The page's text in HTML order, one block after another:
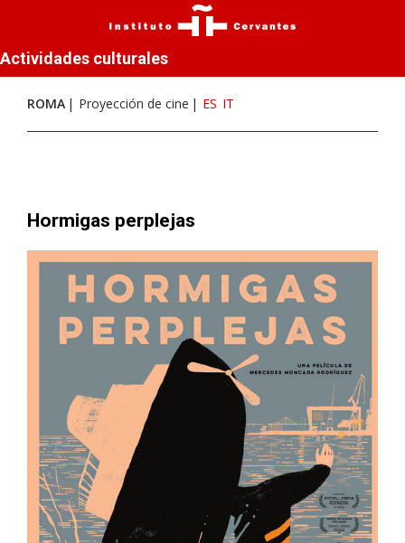
Actividades culturales
ROMA Proyección de cine ES IT
Hormigas perplejas